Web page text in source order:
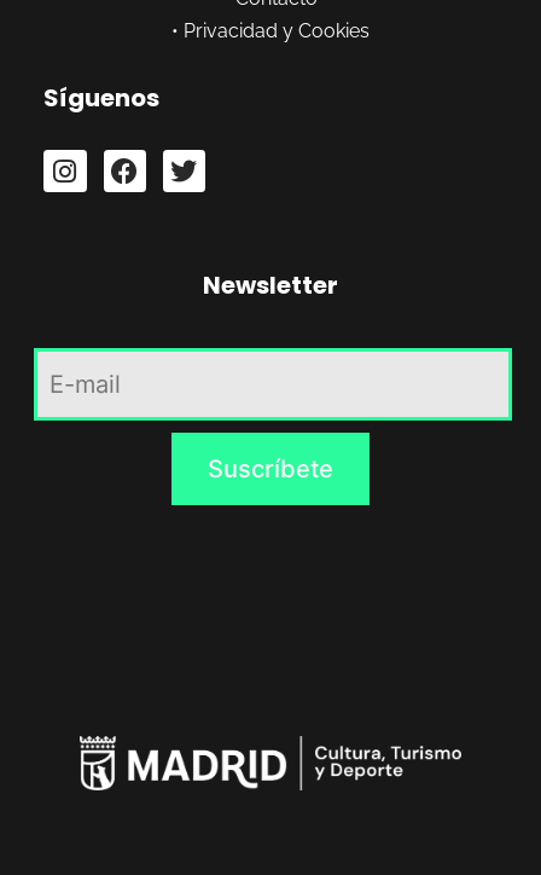
• Privacidad y Cookies
Síguenos
Newsletter